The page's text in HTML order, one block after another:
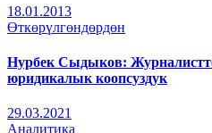
18.01.2013
Өткөрүлгөндөрдөн
Нурбек Сыдыков:
юридикалык коопсуздук
29.03.2021
Аналитика